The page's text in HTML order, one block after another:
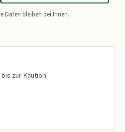
Daten bleiben bei Ihnen.
zur Kaution.